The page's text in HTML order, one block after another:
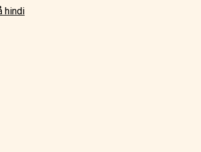
hindi